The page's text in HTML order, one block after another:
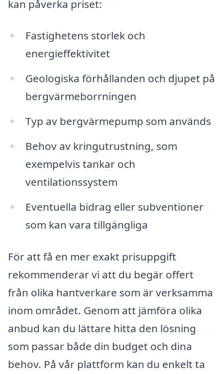
kan påverka priset:
Fastighetens storlek och
energieffektivitet
Geologiska förhållanden och djupet på
bergvärmeborrningen
Typ av bergvärmepump som används
Behov av kringutrustning, som
exempelvis tankar och
ventilationssystem
Eventuella bidrag eller subventioner
som kan vara tillgängliga
För att få en mer exakt prisuppgift
rekommenderar vi att du begär offert
från olika hantverkare som är verksamma
inom området. Genom att jämföra olika
anbud kan du lättare hitta den lösning
som passar både din budget och dina
behov. På vår plattform kan du enkelt ta